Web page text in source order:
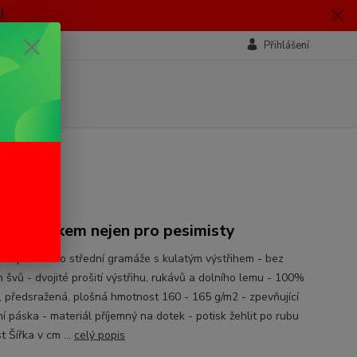
Přihlášení
s potiskem nejen pro pesimisty
vtipné tričko střední gramáže s kulatým výstřihem - bez
švů - dvojité prošití výstřihu, rukávů a dolního lemu - 100%
předsražená, plošná hmotnost 160 - 165 g/m2 - zpevňující
páska - materiál příjemný na dotek - potisk žehlit po rubu
Šířka v cm ... celý popis